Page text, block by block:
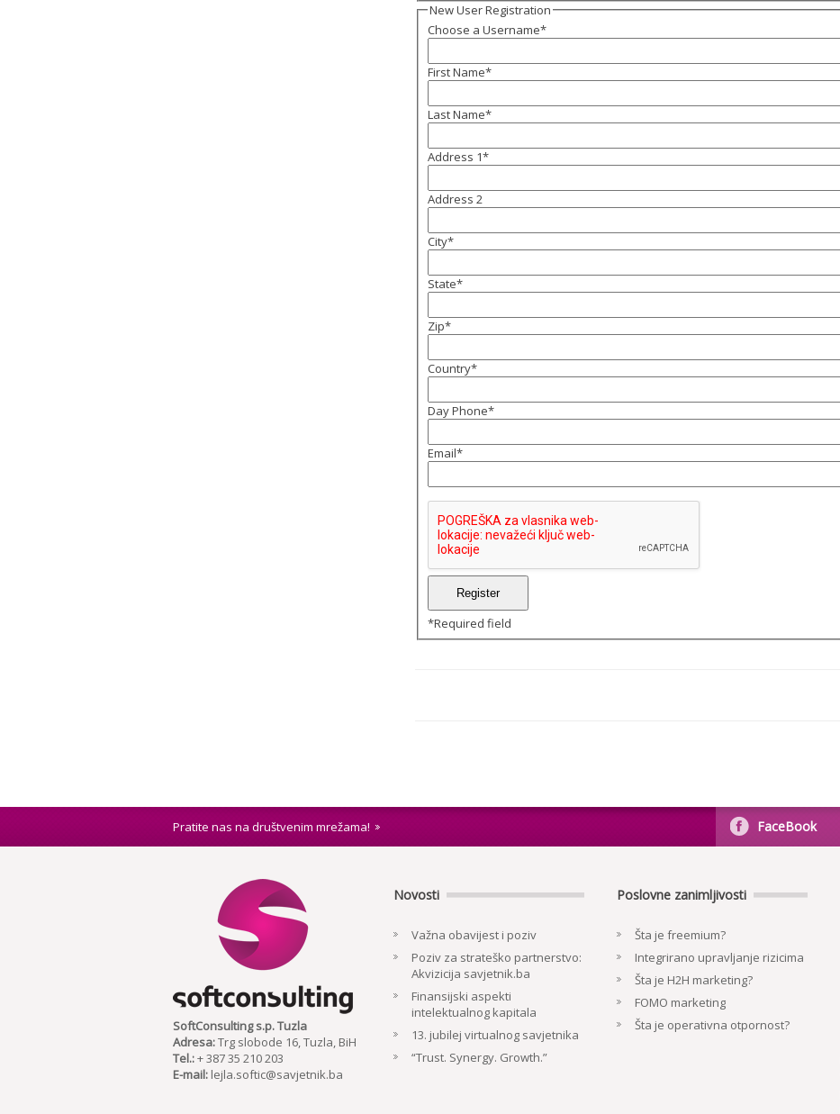
New User Registration
Choose a Username*
First Name*
Last Name*
Address 1*
Address 2
City*
State*
Zip*
Country*
Day Phone*
Email*
*Required field
Pratite nas na društvenim mrežama! FaceBook
SoftConsulting s.p. Tuzla
Adresa:Trg slobode 16, Tuzla, BiH
Tel.:+ 387 35 210 203
E-mail: lejla.softic@savjetnik.ba
Novosti
Važna obavijest i poziv
Poziv za strateško partnerstvo:
Akvizicija savjetnik.ba
Finansijski aspekti
intelektualnog kapitala
13. jubilej virtualnog savjetnika
“Trust. Synergy. Growth.”
Poslovne zanimljivosti
Šta je freemium?
Integrirano upravljanje rizicima
Šta je H2H marketing?
FOMO marketing
Šta je operativna otpornost?